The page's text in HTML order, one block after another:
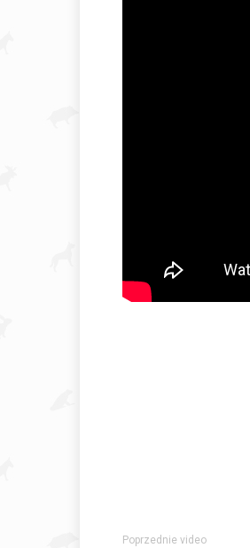
Poprzednie video